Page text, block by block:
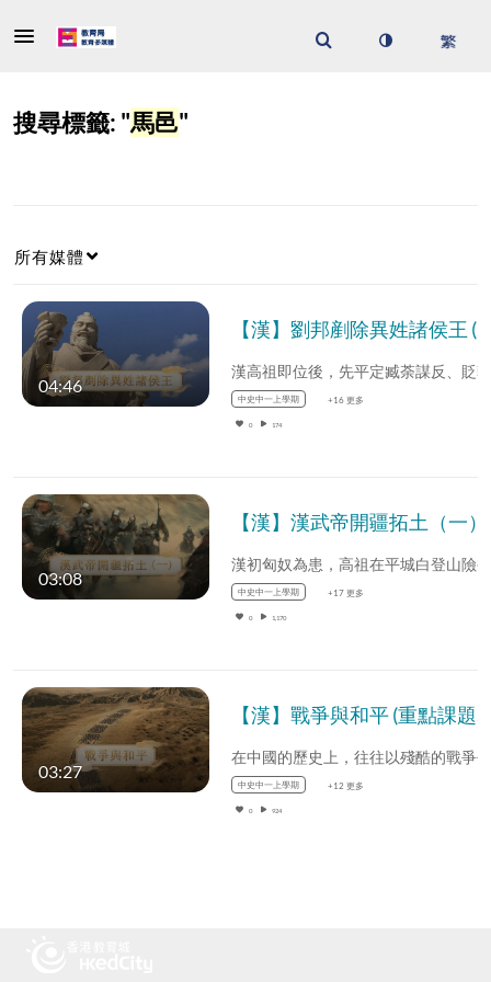
搜尋標籤: "馬邑"
所有媒體
04:46
中史中一上學期 +16 更多
0 174
03:08
中史中一上學期 +17 更多
0 1,170
03:27
中史中一上學期 +12 更多
0 924